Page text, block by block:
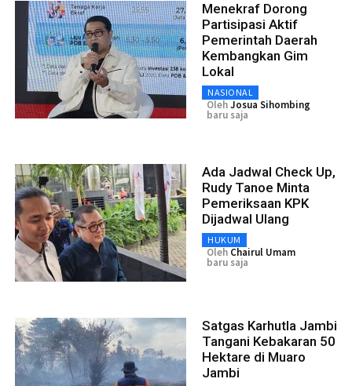
Menekraf Dorong
Partisipasi Aktif
Pemerintah Daerah
Kembangkan Gim
Lokal
NASIONAL
OlehJosua Sihombing
baru saja
Ada Jadwal Check Up,
Rudy Tanoe Minta
Pemeriksaan KPK
Dijadwal Ulang
HUKUM
Oleh Chairul Umam
baru saja
Satgas Karhutla Jambi
Tangani Kebakaran 50
Hektare di Muaro
Jambi